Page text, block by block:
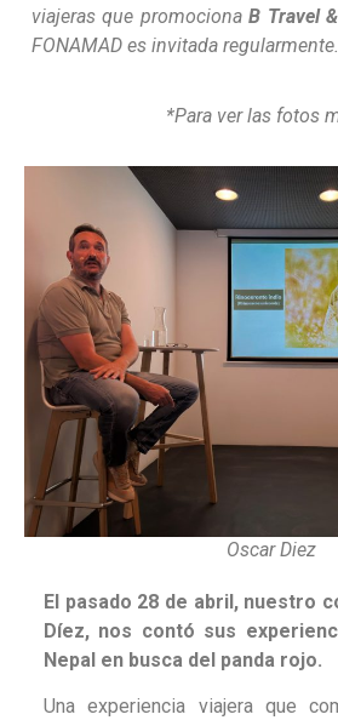
viajeras que promocionaB Travel
FONAMAD es invitada regularmente.
*Para ver las fotos
Oscar Diez
El pasado 28 de abril, nuestro
Díez, nos contó sus
Nepal en busca del panda rojo.
Una experiencia viajera que